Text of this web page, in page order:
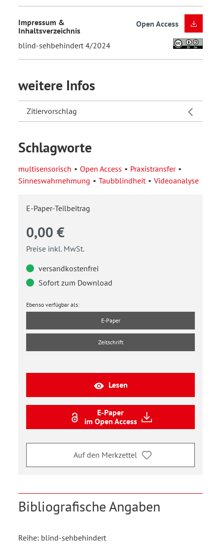
Impressum &
Inhaltsverzeichnis
blind-sehbehindert 4/2024
Open Access
weitere Infos
Zitiervorschlag
Schlagworte
multisensorisch Open Access
Praxistransfer
Sinneswahrnehmung
Taubblindheit Videoanalyse
E-Paper-Teilbeitrag
0,00 €
Preise inkl. MwSt.
versandkostenfrei
Sofort zum Download
Ebenso verfügbar als:
E-Paper
Zeitschrift
Lesen
E-Paper
im Open Access
Auf den Merkzettel
Bibliografische Angaben
Reihe: blind-sehbehindert